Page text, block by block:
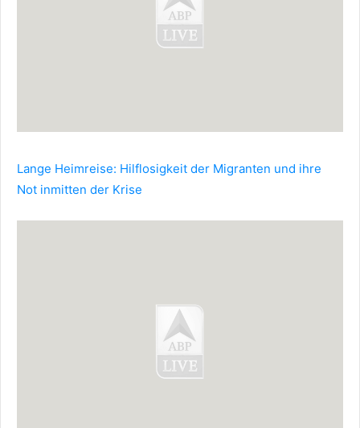
Lange Heimreise: Hilflosigkeit der Migranten und ihre
Not inmitten der Krise